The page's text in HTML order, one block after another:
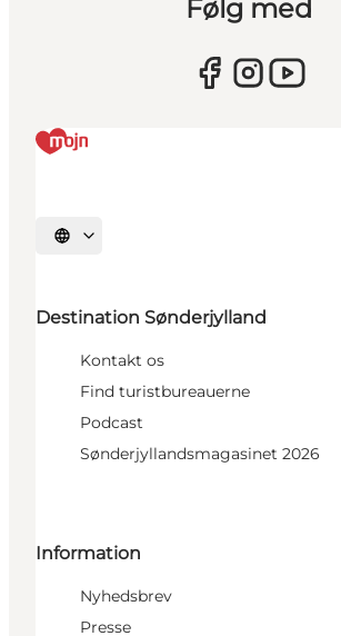
Følg med
Vælg sprog
Destination Sønderjylland
Kontakt os
Find turistbureauerne
Podcast
Sønderjyllandsmagasinet 2026
Information
Nyhedsbrev
Presse